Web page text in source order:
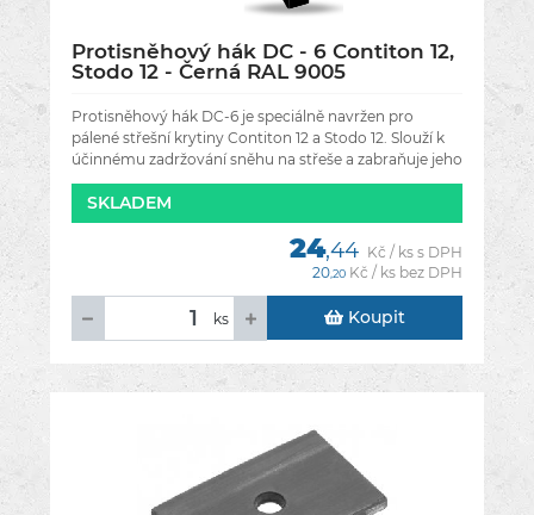
Protisněhový hák DC - 6 Contiton 12,
Stodo 12 - Černá RAL 9005
Protisněhový hák DC-6 je speciálně navržen pro
pálené střešní krytiny Contiton 12 a Stodo 12. Slouží k
účinnému zadržování sněhu na střeše a zabraňuje jeho
náhlému sesuvu,
SKLADEM
24,44 Kč / ks s DPH
20,20 Kč / ks bez DPH
ks Koupit